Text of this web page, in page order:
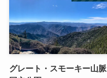
グレート・スモーキー山脈